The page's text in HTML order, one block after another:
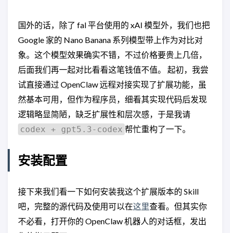
国外的话，除了 fal 平台使用的 xAI 模型外，我们也把
Google 家的 Nano Banana 系列模型带上作为对比对
象。这个模型效果确实不错，不过价格要贵上几倍，
后面我们再一起对比看看这笔钱值不值。 起初，我尝
试直接通过 OpenClaw 远程对接实现了扩展功能，虽
然基本可用，但作为程序员，细看其实现代码后发现
逻辑略显简陋，缺乏扩展性和层次感，于是我请
codex + gpt5.3-codex 帮忙重构了一下。
安装配置
接下来我们看一下如何安装我这个扩展版本的 Skill
吧，完整的源代码及使用可以在这里查看。但其实你
不必看，打开你的 OpenClaw 机器人的对话框，发出